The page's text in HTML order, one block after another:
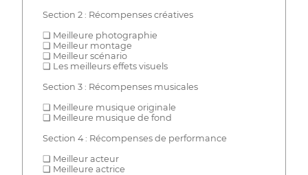
Section 2 : Récompenses créatives
❏ Meilleure photographie
❏ Meilleur montage
❏ Meilleur scénario
❏ Les meilleurs effets visuels
Section 3 : Récompenses musicales
❏ Meilleure musique originale
❏ Meilleure musique de fond
Section 4 : Récompenses de performance
❏ Meilleur acteur
❏ Meilleure actrice